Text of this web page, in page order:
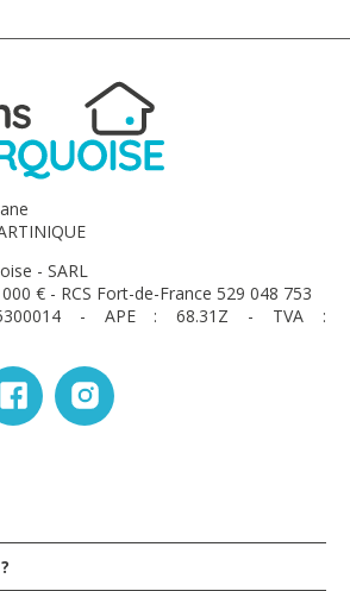
- SARL
€ - RCS Fort-de-France 529 048 753
- APE : 68.31Z - TVA :